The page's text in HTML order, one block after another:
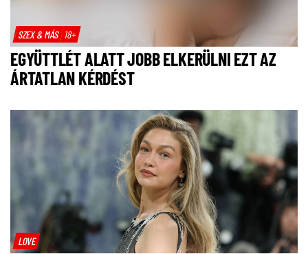
SZEX & MÁS 18+
EGYÜTTLÉT ALATT JOBB ELKERÜLNI EZT AZ
ÁRTATLAN KÉRDÉST
LOVE